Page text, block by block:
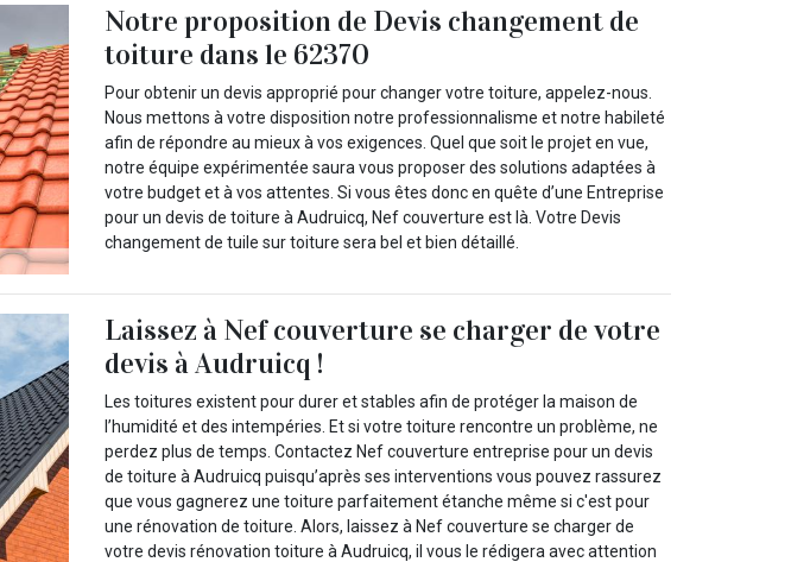
Notre proposition de Devis changement de
toiture dans le 62370
Pour obtenir un devis approprié pour changer votre toiture, appelez-nous.
Nous mettons à votre disposition notre professionnalisme et notre habileté
afin de répondre au mieux à vos exigences. Quel que soit le projet en vue,
notre équipe expérimentée saura vous proposer des solutions adaptées à
votre budget et à vos attentes. Si vous êtes donc en quête d’une Entreprise
pour un devis de toiture à Audruicq, Nef couverture est là. Votre Devis
changement de tuile sur toiture sera bel et bien détaillé.
Laissez à Nef couverture se charger de votre
devis à Audruicq !
Les toitures existent pour durer et stables afin de protéger la maison de
l’humidité et des intempéries. Et si votre toiture rencontre un problème, ne
perdez plus de temps. Contactez Nef couverture entreprise pour un devis
de toiture à Audruicq puisqu’après ses interventions vous pouvez rassurez
que vous gagnerez une toiture parfaitement étanche même si c'est pour
une rénovation de toiture. Alors, laissez à Nef couverture se charger de
votre devis rénovation toiture à Audruicq, il vous le rédigera avec attention